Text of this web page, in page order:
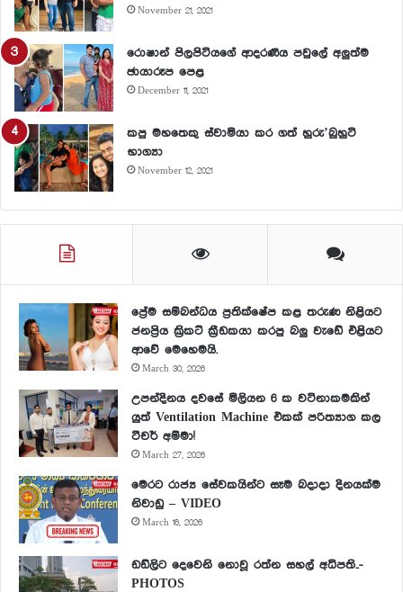
November 21, 2021
රොෂාන් පිලපිටියගේ ආදරණීය පවුලේ අලුත්ම
ඡායාරූප පෙළ
December 11, 2021
කපු මහතෙකු ස්වාමියා කර ගත් හුරු’බුහුටි
භාග්‍යා
November 12, 2021
ප්‍රේම සම්බන්ධය ප්‍රතික්ෂේප කළ තරුණ නිළියට
ජනප්‍රිය ක්‍රිකට් ක්‍රීඩකයා කරපු බලු වැඩේ එළියට
ආවේ මෙහෙමයි.
March 30, 2026
උපන්දිනය දවසේ මිලියන 6 ක වටිනාකමකින්
යුත් Ventilation Machine එකක් පරිත්‍යාග කල
ටීචර් අම්මා!
March 27, 2026
මෙරට රාජ්‍ය සේවකයින්ට සෑම බදාදා දිනයක්ම
නිවාඩු – VIDEO
March 16, 2026
ඩඩ්ලිට දෙවෙනි නොවූ රත්න සහල් අධිපති..-
PHOTOS